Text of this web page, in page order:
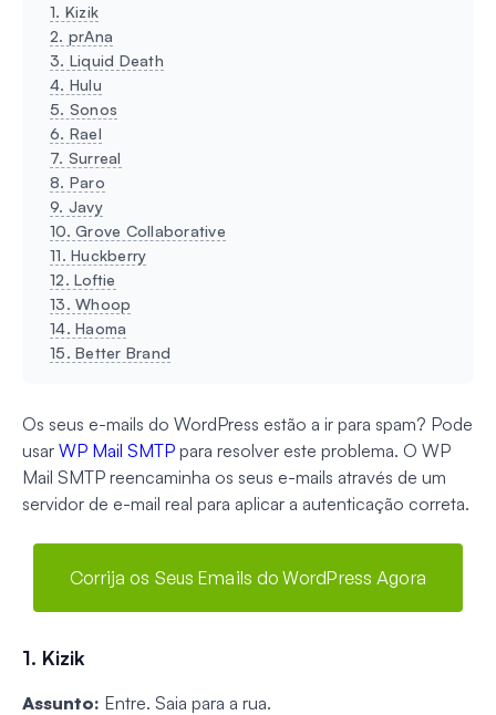
1. Kizik
2. prAna
3. Liquid Death
4. Hulu
5. Sonos
6. Rael
7. Surreal
8. Paro
9. Javy
10. Grove Collaborative
11. Huckberry
12. Loftie
13. Whoop
14. Haoma
15. Better Brand
Os seus e-mails do WordPress estão a ir para spam? Pode
usar WP Mail SMTP para resolver este problema. O WP
Mail SMTP reencaminha os seus e-mails através de um
servidor de e-mail real para aplicar a autenticação correta.
Corrija os Seus Emails do WordPress Agora
1. Kizik
Assunto: Entre. Saia para a rua.